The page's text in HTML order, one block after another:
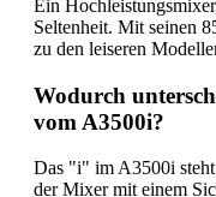
Ein
Seltenheit. Mit seinen
zu den leiseren
Wodurch
vom A3500i?
Das "i" im A3500i
der Mixer mit einem